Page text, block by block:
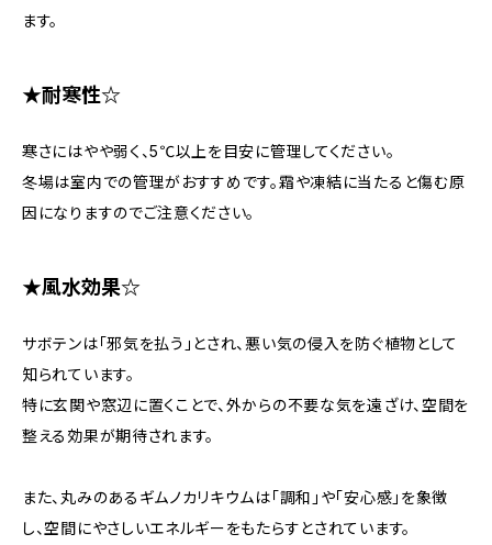
ます。
★耐寒性☆
寒さにはやや弱く、5℃以上を目安に管理してください。
冬場は室内での管理がおすすめです。霜や凍結に当たると傷む原
因になりますのでご注意ください。
★風水効果☆
サボテンは「邪気を払う」とされ、悪い気の侵入を防ぐ植物として
知られています。
特に玄関や窓辺に置くことで、外からの不要な気を遠ざけ、空間を
整える効果が期待されます。
また、丸みのあるギムノカリキウムは「調和」や「安心感」を象徴
し、空間にやさしいエネルギーをもたらすとされています。